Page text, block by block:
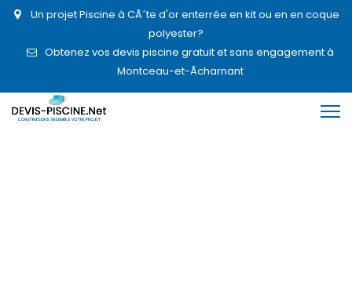
Un projet Piscine à CÃ´te d'or enterrée en kit ou en en coque
polyester?
Obtenez vos devis piscine gratuit et sans engagement à
Montceau-et-Ãcharnant